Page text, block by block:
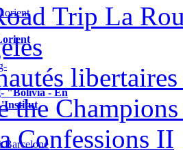
"Bolivia - En
Trip La
libertaires
the
Confessions II